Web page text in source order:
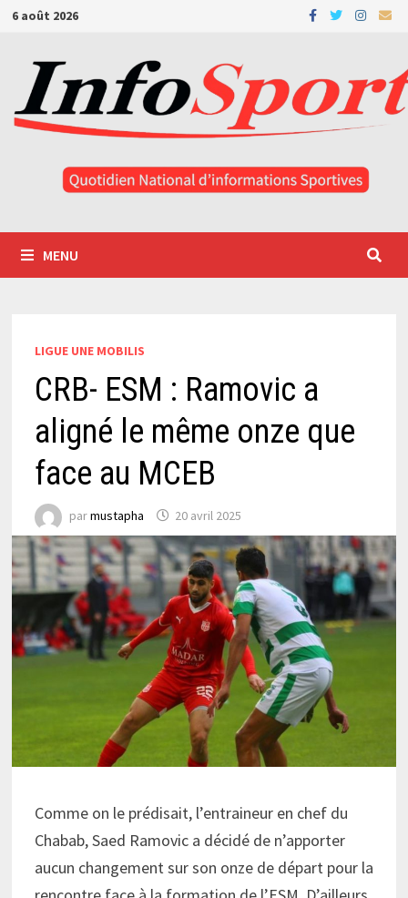
Passer
contenu
6 août 2026
MENU
LIGUE UNE MOBILIS
CRB- ESM : Ramovic a
aligné le même onze que
face au MCEB
parmustapha 20 avril 2025
Comme on le prédisait, l’entraineur en chef du
Chabab, Saed Ramovic a décidé de n’apporter
aucun changement sur son onze de départ pour la